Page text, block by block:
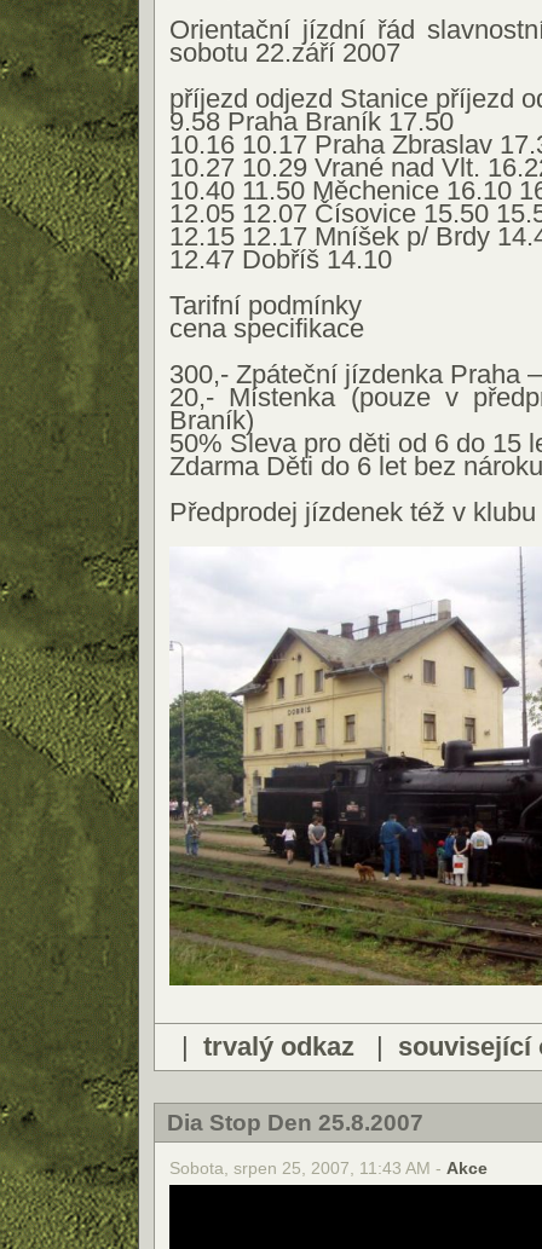
Orientační jízdní řád
sobotu 22.září 2007
příjezd odjezd Stanice příjezd
9.58 Praha Braník 17.50
10.16 10.17 Praha Zbraslav
10.27 10.29 Vrané nad Vlt.
10.40 11.50 Měchenice 16.10
12.05 12.07 Čísovice 15.50
12.15 12.17 Mníšek p/ Brdy
12.47 Dobříš 14.10
Tarifní podmínky
cena specifikace
300,- Zpáteční jízdenka Praha
20,- Místenka (pouze v
Braník)
50% Sleva pro děti od 6 do 15
Zdarma Děti do 6 let bez
Předprodej jízdenek též v
| trvalý odkaz | související
Dia Stop Den 25.8.2007
Sobota, srpen 25, 2007, 11:43 AM - Akce